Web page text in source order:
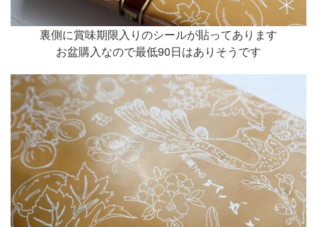
裏側に賞味期限入りのシールが貼ってあります
お盆購入なので最低90日はありそうです